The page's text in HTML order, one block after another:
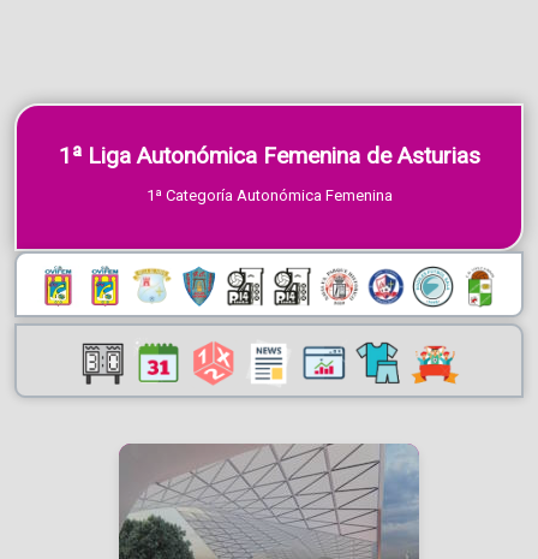
1ª Liga Autonómica Femenina de Asturias
1ª Categoría Autonómica Femenina